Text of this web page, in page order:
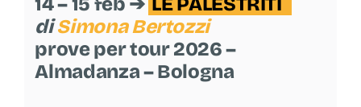
diSimona Bertozzi
prove per tour 2026 –
Almadanza – Bologna